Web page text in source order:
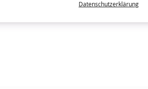
Datenschutzerklärung